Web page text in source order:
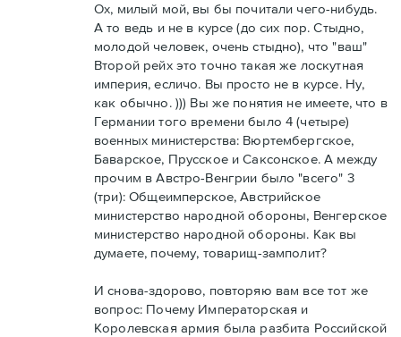
Ох, милый мой, вы бы почитали чего-нибудь.
А то ведь и не в курсе (до сих пор. Стыдно,
молодой человек, очень стыдно), что "ваш"
Второй рейх это точно такая же лоскутная
империя, есличо. Вы просто не в курсе. Ну,
как обычно. ))) Вы же понятия не имеете, что в
Германии того времени было 4 (четыре)
военных министерства: Вюртембергское,
Баварское, Прусское и Саксонское. А между
прочим в Австро-Венгрии было "всего" 3
(три): Общеимперское, Австрийское
министерство народной обороны, Венгерское
министерство народной обороны. Как вы
думаете, почему, товарищ-замполит?
И снова-здорово, повторяю вам все тот же
вопрос: Почему Императорская и
Королевская армия была разбита Российской